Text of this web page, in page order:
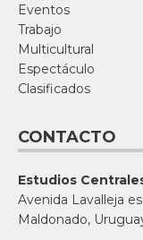
Eventos
Trabajo
Multicultural
Espectáculo
Clasificados
CONTACTO
Estudios
Avenida Lavalleja
Maldonado,